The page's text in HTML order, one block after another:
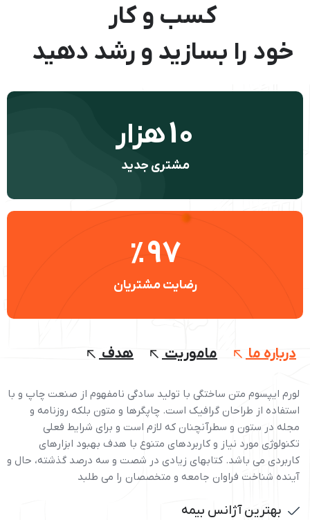
کسب و کار
خود را بسازید و رشد دهید
10هزار
مشتری جدید
97
%
رضایت مشتریان
درباره ما ماموریت هدف
لورم ایپسوم متن ساختگی با تولید سادگی نامفهوم از صنعت چاپ و با
استفاده از طراحان گرافیک است. چاپگرها و متون بلکه روزنامه و
مجله در ستون و سطرآنچنان که لازم است و برای شرایط فعلی
تکنولوژی مورد نیاز و کاربردهای متنوع با هدف بهبود ابزارهای
کاربردی می باشد. کتابهای زیادی در شصت و سه درصد گذشته، حال و
آینده شناخت فراوان جامعه و متخصصان را می طلبد
بهترین آژانس بیمه